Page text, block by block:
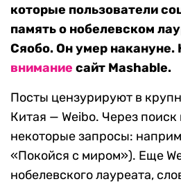
которые пользователи
память о нобелевском
Сяобо. Он умер накануне.
внимание сайт Mashable.
Посты цензурируют в
Китая — Weibo. Через
некоторые запросы:
«Покойся с миром»). Еще
нобелевского лауреата,